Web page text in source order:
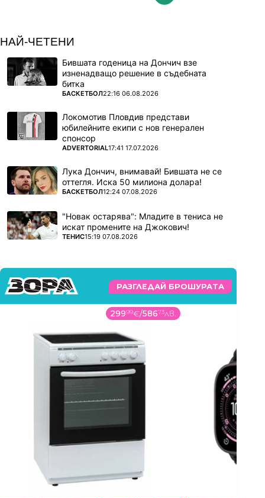
НАЙ-ЧЕТЕНИ
Бившата годеница на Дончич взе
изненадващо решение в съдебната
битка
ПОВЕЧЕ ОТ
БАСКЕТБОЛ22:16 06.08.2026
Локомотив Пловдив представи
юбилейните екипи с нов генерален
спонсор
ПОВЕЧЕ ОТ
ADVERTORIAL17:41 17.07.2026
Лука Дончич, внимавай! Бившата не се
оттегля. Иска 50 милиона долара!
ПОВЕЧЕ ОТ
БАСКЕТБОЛ12:24 07.08.2026
"Новак остарява": Младите в тениса не
искат промените на Джокович!
ПОВЕЧЕ ОТ
ТЕНИС15:19 07.08.2026
РАЗГЛЕДАЙ БРОШУРАТА
29999€/58673лв.